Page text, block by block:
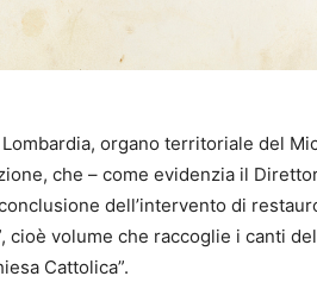
organo territoriale del
che – come evidenzia il
dell’intervento di
cioè volume che raccoglie i canti
Cattolica”.